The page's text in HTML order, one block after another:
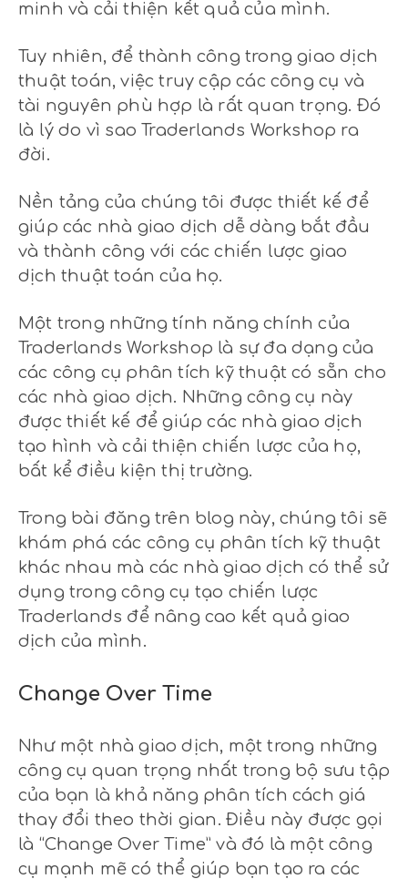
minh và cải thiện kết quả của mình.
Tuy nhiên, để thành công trong giao dịch
thuật toán, việc truy cập các công cụ và
tài nguyên phù hợp là rất quan trọng. Đó
là lý do vì sao Traderlands Workshop ra
đời.
Nền tảng của chúng tôi được thiết kế để
giúp các nhà giao dịch dễ dàng bắt đầu
và thành công với các chiến lược giao
dịch thuật toán của họ.
Một trong những tính năng chính của
Traderlands Workshop là sự đa dạng của
các công cụ phân tích kỹ thuật có sẵn cho
các nhà giao dịch. Những công cụ này
được thiết kế để giúp các nhà giao dịch
tạo hình và cải thiện chiến lược của họ,
bất kể điều kiện thị trường.
Trong bài đăng trên blog này, chúng tôi sẽ
khám phá các công cụ phân tích kỹ thuật
khác nhau mà các nhà giao dịch có thể sử
dụng trong công cụ tạo chiến lược
Traderlands để nâng cao kết quả giao
dịch của mình.
Change Over Time
Như một nhà giao dịch, một trong những
công cụ quan trọng nhất trong bộ sưu tập
của bạn là khả năng phân tích cách giá
thay đổi theo thời gian. Điều này được gọi
là “Change Over Time” và đó là một công
cụ mạnh mẽ có thể giúp bạn tạo ra các